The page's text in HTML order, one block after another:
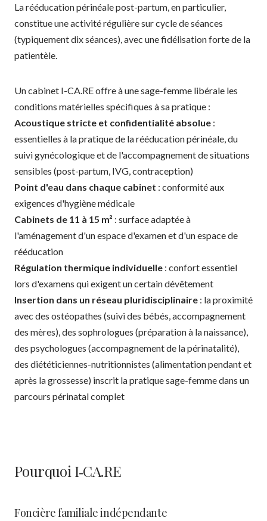
La rééducation périnéale post-partum, en particulier,
constitue une activité régulière sur cycle de séances
(typiquement dix séances), avec une fidélisation forte de la
patientèle.
Un cabinet I-CA.RE offre à une sage-femme libérale les
conditions matérielles spécifiques à sa pratique :
Acoustique stricte et confidentialité absolue :
essentielles à la pratique de la rééducation périnéale, du
suivi gynécologique et de l'accompagnement de situations
sensibles (post-partum, IVG, contraception)
Point d'eau dans chaque cabinet : conformité aux
exigences d'hygiène médicale
Cabinets de 11 à 15 m² : surface adaptée à
l'aménagement d'un espace d'examen et d'un espace de
rééducation
Régulation thermique individuelle : confort essentiel
lors d'examens qui exigent un certain dévêtement
Insertion dans un réseau pluridisciplinaire : la proximité
avec des ostéopathes (suivi des bébés, accompagnement
des mères), des sophrologues (préparation à la naissance),
des psychologues (accompagnement de la périnatalité),
des diététiciennes-nutritionnistes (alimentation pendant et
après la grossesse) inscrit la pratique sage-femme dans un
parcours périnatal complet
Pourquoi I‑CA.RE
Foncière familiale indépendante